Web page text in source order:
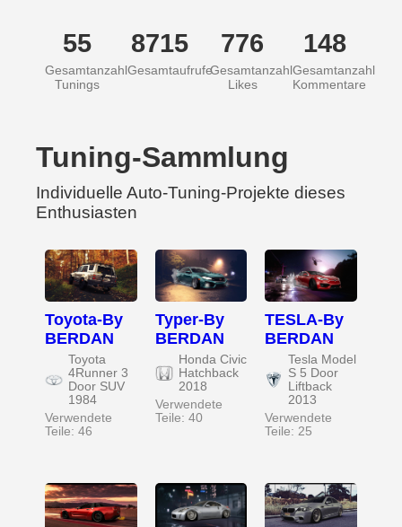
55
Gesamtanzahl
Tunings
8715
Gesamtaufrufe
776
Gesamtanzahl
Likes
148
Gesamtanzahl
Kommentare
Tuning-Sammlung
Individuelle Auto-Tuning-Projekte dieses
Enthusiasten
Toyota-By
BERDAN
Toyota
4Runner 3
Door SUV
1984
Verwendete
Teile: 46
Typer-By
BERDAN
Honda Civic
Hatchback
2018
Verwendete
Teile: 40
TESLA-By
BERDAN
Tesla Model
S 5 Door
Liftback
2013
Verwendete
Teile: 25